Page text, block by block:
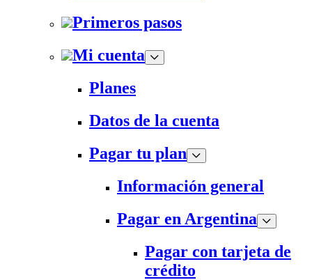
Primeros pasos
Mi cuenta
Planes
Datos de la cuenta
Pagar tu plan
Información general
Pagar en Argentina
Pagar con tarjeta de
crédito